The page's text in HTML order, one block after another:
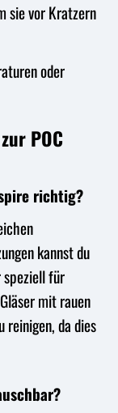
sie vor Kratzern
oder
POC
richtig?
kannst du
speziell für
mit rauen
reinigen, da dies